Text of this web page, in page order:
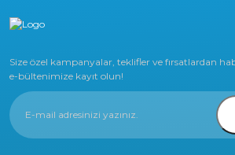
Size özel kampanyalar, teklifler ve fırsatlardan
e-bültenimize kayıt olun!